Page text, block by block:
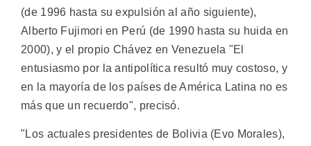
(de 1996 hasta su expulsión al año siguiente),
Alberto Fujimori en Perú (de 1990 hasta su huida en
2000), y el propio Chávez en Venezuela "El
entusiasmo por la antipolítica resultó muy costoso, y
en la mayoría de los países de América Latina no es
más que un recuerdo", precisó.
"Los actuales presidentes de Bolivia (Evo Morales),